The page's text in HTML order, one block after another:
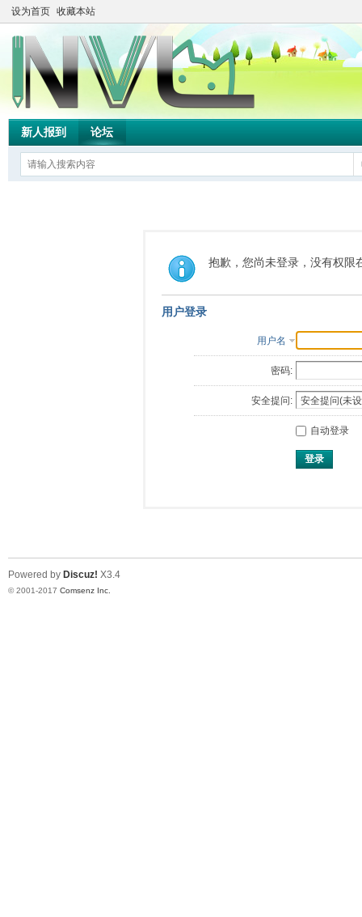
设为首页 收藏本站
新人报到 论坛
抱歉，您尚未登录，没有权限
用户登录
用户名
密码:
安全提问:
自动登录
登录
Powered by Discuz! X3.4
© 2001-2017 Comsenz Inc.